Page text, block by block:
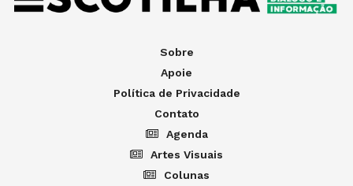
Sobre
Apoie
Política de Privacidade
Contato
Agenda
Artes Visuais
Colunas